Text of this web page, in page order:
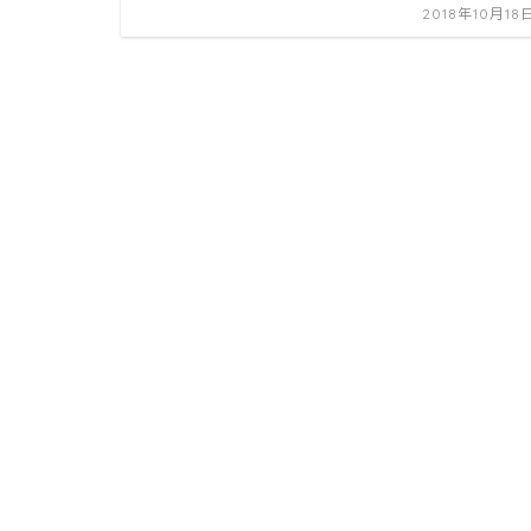
2018年10月18